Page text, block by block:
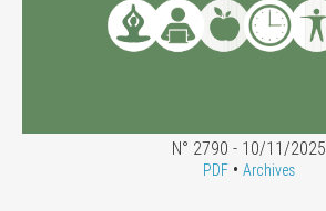
N° 2790 - 10/11/2025
PDF• Archives